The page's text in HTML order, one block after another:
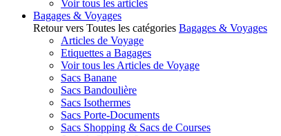
Voir tous les articles
Bagages & Voyages
Retour vers Toutes les catégories Bagages & Voyages
Articles de Voyage
Etiquettes a Bagages
Voir tous les Articles de Voyage
Sacs Banane
Sacs Bandoulière
Sacs Isothermes
Sacs Porte-Documents
Sacs Shopping & Sacs de Courses